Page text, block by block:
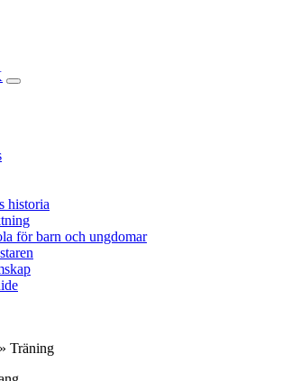
historia
för barn och ungdomar
» Träning